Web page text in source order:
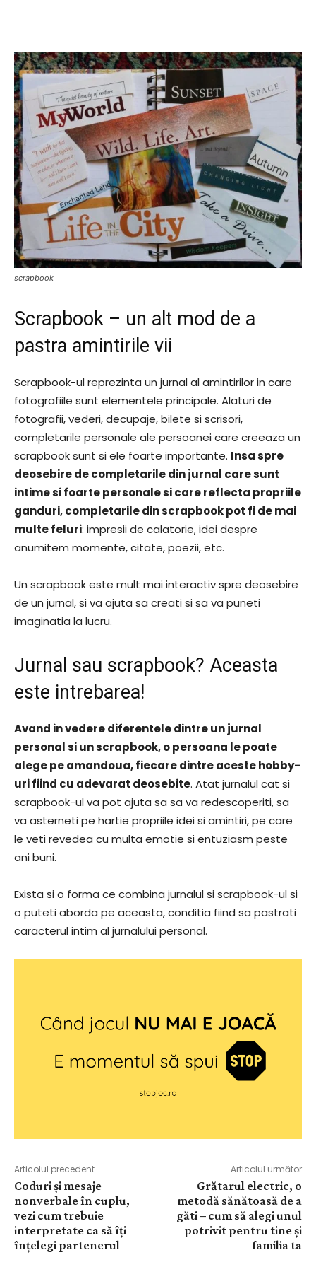
scrapbook
Scrapbook – un alt mod de a
pastra amintirile vii
Scrapbook-ul reprezinta un jurnal al amintirilor in care
fotografiile sunt elementele principale. Alaturi de
fotografii, vederi, decupaje, bilete si scrisori,
completarile personale ale persoanei care creeaza un
scrapbook sunt si ele foarte importante. Insa spre
deosebire de completarile din jurnal care sunt
intime si foarte personale si care reflecta propriile
ganduri, completarile din scrapbook pot fi de mai
multe feluri: impresii de calatorie, idei despre
anumitem momente, citate, poezii, etc.
Un scrapbook este mult mai interactiv spre deosebire
de un jurnal, si va ajuta sa creati si sa va puneti
imaginatia la lucru.
Jurnal sau scrapbook? Aceasta
este intrebarea!
Avand in vedere diferentele dintre un jurnal
personal si un scrapbook, o persoana le poate
alege pe amandoua, fiecare dintre aceste hobby-
uri fiind cu adevarat deosebite. Atat jurnalul cat si
scrapbook-ul va pot ajuta sa sa va redescoperiti, sa
va asterneti pe hartie propriile idei si amintiri, pe care
le veti revedea cu multa emotie si entuziasm peste
ani buni.
Exista si o forma ce combina jurnalul si scrapbook-ul si
o puteti aborda pe aceasta, conditia fiind sa pastrati
caracterul intim al jurnalului personal.
Articolul precedent
Coduri și mesaje
nonverbale în cuplu,
vezi cum trebuie
interpretate ca să îți
înțelegi partenerul
Articolul următor
Grătarul electric, o
metodă sănătoasă de a
găti – cum să alegi unul
potrivit pentru tine și
familia ta